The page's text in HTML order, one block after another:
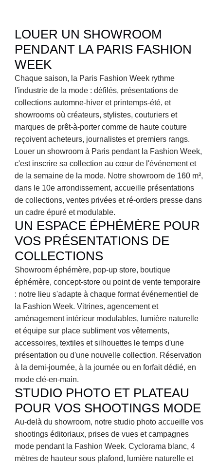
LOUER UN SHOWROOM
PENDANT LA PARIS FASHION
WEEK
Chaque saison, la Paris Fashion Week rythme
l'industrie de la mode : défilés, présentations de
collections automne-hiver et printemps-été, et
showrooms où créateurs, stylistes, couturiers et
marques de prêt-à-porter comme de haute couture
reçoivent acheteurs, journalistes et premiers rangs.
Louer un showroom à Paris pendant la Fashion Week,
c'est inscrire sa collection au cœur de l'événement et
de la semaine de la mode. Notre showroom de 160 m²,
dans le 10e arrondissement, accueille présentations
de collections, ventes privées et ré-orders presse dans
un cadre épuré et modulable.
UN ESPACE ÉPHÉMÈRE POUR
VOS PRÉSENTATIONS DE
COLLECTIONS
Showroom éphémère, pop-up store, boutique
éphémère, concept-store ou point de vente temporaire
: notre lieu s'adapte à chaque format événementiel de
la Fashion Week. Vitrines, agencement et
aménagement intérieur modulables, lumière naturelle
et équipe sur place subliment vos vêtements,
accessoires, textiles et silhouettes le temps d'une
présentation ou d'une nouvelle collection. Réservation
à la demi-journée, à la journée ou en forfait dédié, en
mode clé-en-main.
STUDIO PHOTO ET PLATEAU
POUR VOS SHOOTINGS MODE
Au-delà du showroom, notre studio photo accueille vos
shootings éditoriaux, prises de vues et campagnes
mode pendant la Fashion Week. Cyclorama blanc, 4
mètres de hauteur sous plafond, lumière naturelle et